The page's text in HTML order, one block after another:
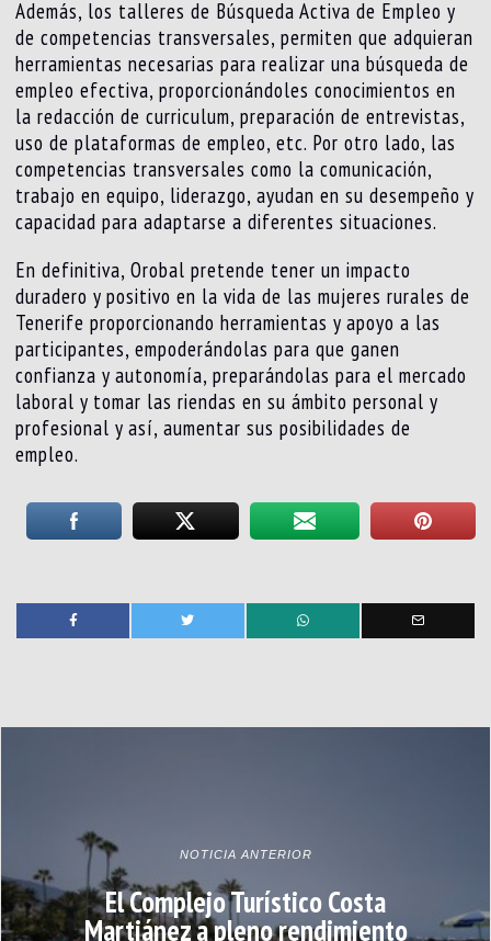
Además, los talleres de Búsqueda Activa de Empleo y
de competencias transversales, permiten que adquieran
herramientas necesarias para realizar una búsqueda de
empleo efectiva, proporcionándoles conocimientos en
la redacción de curriculum, preparación de entrevistas,
uso de plataformas de empleo, etc. Por otro lado, las
competencias transversales como la comunicación,
trabajo en equipo, liderazgo, ayudan en su desempeño y
capacidad para adaptarse a diferentes situaciones.
En definitiva, Orobal pretende tener un impacto
duradero y positivo en la vida de las mujeres rurales de
Tenerife proporcionando herramientas y apoyo a las
participantes, empoderándolas para que ganen
confianza y autonomía, preparándolas para el mercado
laboral y tomar las riendas en su ámbito personal y
profesional y así, aumentar sus posibilidades de
empleo.
NOTICIA ANTERIOR
El Complejo Turístico Costa
Martiánez a pleno rendimiento